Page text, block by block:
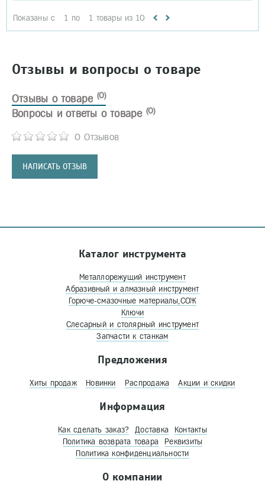
Показаны с 1 по 1 товары из 10
Отзывы и вопросы о товаре
Отзывы о товаре (0)
0 Отзывов
НАПИСАТЬ ОТЗЫВ
Вопросы и ответы о товаре (0)
Каталог инструмента
Металлорежущий инструмент
Абразивный и алмазный инструмент
Горюче-смазочные материалы,СОЖ
Ключи
Слесарный и столярный инструмент
Запчасти к станкам
Предложения
Хиты продаж Новинки Распродажа Акции и скидки
Информация
Как сделать заказ? Доставка
Контакты
Политика возврата товара
Реквизиты
Политика конфиденциальности
О компании